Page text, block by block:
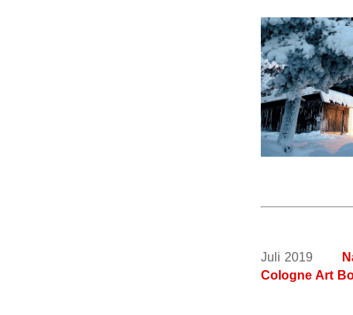
Juli 2019
Cologne Art